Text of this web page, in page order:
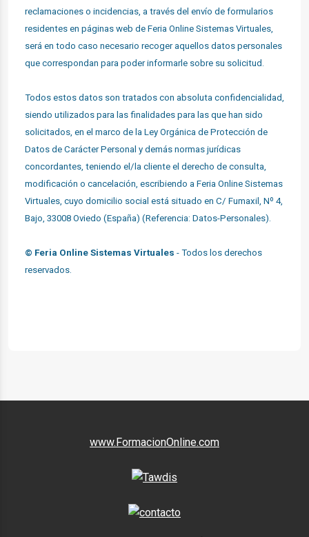
reclamaciones o incidencias, a través del envío de formularios
residentes en páginas web de Feria Online Sistemas Virtuales,
será en todo caso necesario recoger aquellos datos personales
que correspondan para poder informarle sobre su solicitud.
Todos estos datos son tratados con absoluta confidencialidad,
siendo utilizados para las finalidades para las que han sido
solicitados, en el marco de la Ley Orgánica de Protección de
Datos de Carácter Personal y demás normas jurídicas
concordantes, teniendo el/la cliente el derecho de consulta,
modificación o cancelación, escribiendo a Feria Online Sistemas
Virtuales, cuyo domicilio social está situado en C/ Fumaxil, Nº 4,
Bajo, 33008 Oviedo (España) (Referencia: Datos-Personales).
© Feria Online Sistemas Virtuales - Todos los derechos
reservados.
www.FormacionOnline.com